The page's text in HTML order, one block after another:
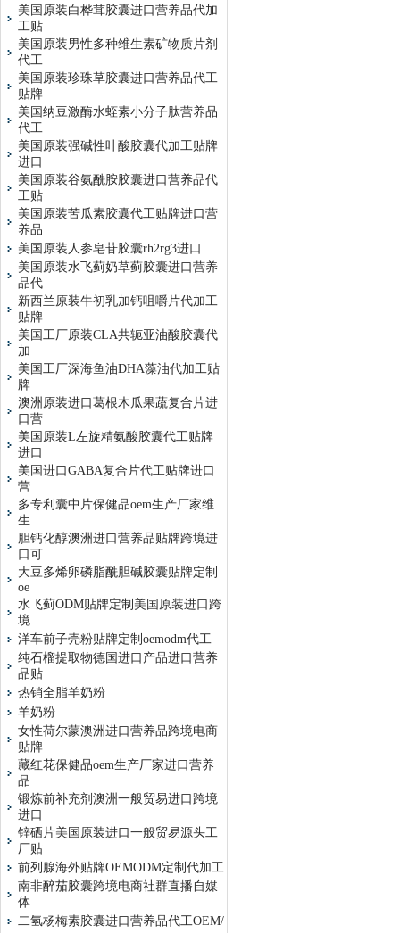
美国原装白桦茸胶囊进口营养品代加
工贴
美国原装男性多种维生素矿物质片剂
代工
美国原装珍珠草胶囊进口营养品代工
贴牌
美国纳豆激酶水蛭素小分子肽营养品
代工
美国原装强碱性叶酸胶囊代加工贴牌
进口
美国原装谷氨酰胺胶囊进口营养品代
工贴
美国原装苦瓜素胶囊代工贴牌进口营
养品
美国原装人参皂苷胶囊rh2rg3进口
美国原装水飞蓟奶草蓟胶囊进口营养
品代
新西兰原装牛初乳加钙咀嚼片代加工
贴牌
美国工厂原装CLA共轭亚油酸胶囊代
加
美国工厂深海鱼油DHA藻油代加工贴
牌
澳洲原装进口葛根木瓜果蔬复合片进
口营
美国原装L左旋精氨酸胶囊代工贴牌
进口
美国进口GABA复合片代工贴牌进口
营
多专利囊中片保健品oem生产厂家维
生
胆钙化醇澳洲进口营养品贴牌跨境进
口可
大豆多烯卵磷脂酰胆碱胶囊贴牌定制
oe
水飞蓟ODM贴牌定制美国原装进口跨
境
洋车前子壳粉贴牌定制oemodm代工
纯石榴提取物德国进口产品进口营养
品贴
热销全脂羊奶粉
羊奶粉
女性荷尔蒙澳洲进口营养品跨境电商
贴牌
藏红花保健品oem生产厂家进口营养
品
锻炼前补充剂澳洲一般贸易进口跨境
进口
锌硒片美国原装进口一般贸易源头工
厂贴
前列腺海外贴牌OEMODM定制代加工
南非醉茄胶囊跨境电商社群直播自媒
体
二氢杨梅素胶囊进口营养品代工OEM/